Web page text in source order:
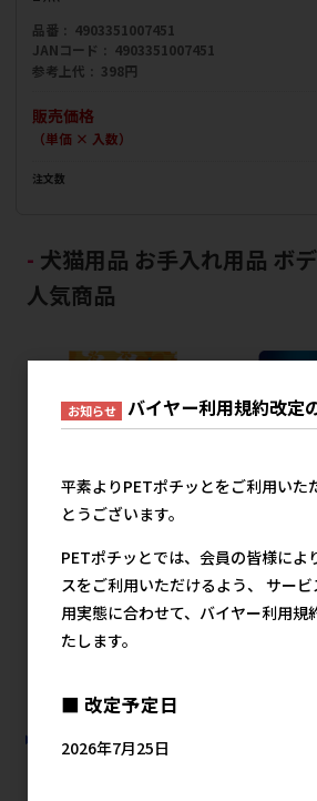
品番
4903351007451
JANコード
4903351007451
参考上代
398円
販売価格
（単価 × 入数）
注文数
犬猫用品 お手入れ用品 ボ
人気商品
[スーパーキャット]らくらくシ
ャンプータオル アロマフレグ
ランス キンモクセイの香り 25
枚入【8月特価】
メーカー希望小売価格
[ライオン]ペ
ンでらくら
ル 犬用 アク
り 15枚入【
すべての犬猫用品 お手入れ用品 ボディ
お知らせ バイヤー利用規約改定
平素よりPETポチッとをご利用いた
とうございます。
PETポチッとでは、会員の皆様によ
スをご利用いただけるよう、 サー
用実態に合わせて、バイヤー利用規
たします。
■ 改定予定日
2026年7月25日